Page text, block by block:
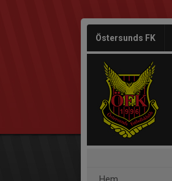
Östersunds FK